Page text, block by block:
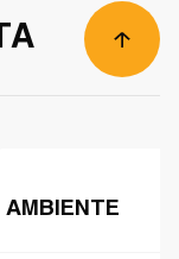
AMBIENTE